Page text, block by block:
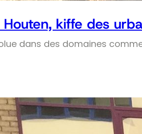
Houten, kiffe des
dans des domaines